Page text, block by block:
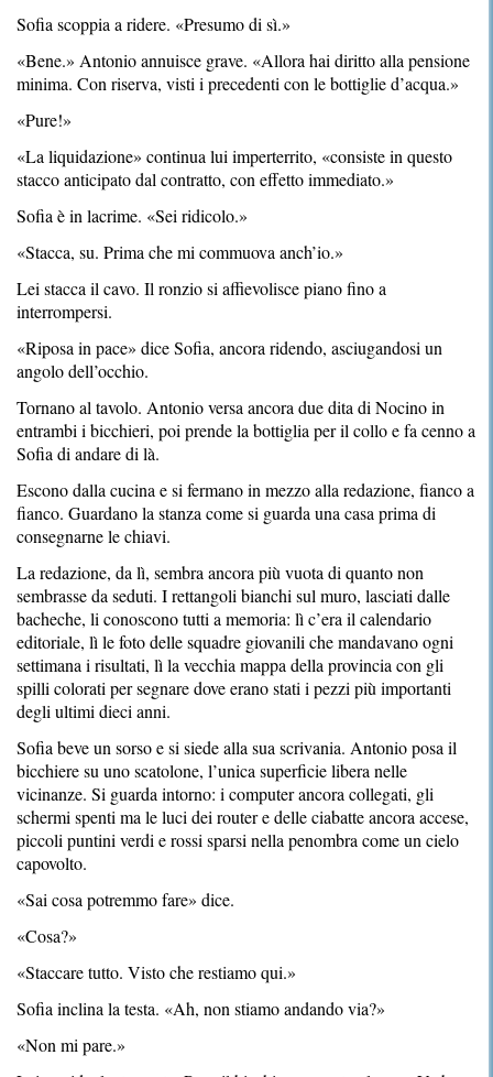
Sofia scoppia a ridere. «Presumo di sì.»
«Bene.» Antonio annuisce grave. «Allora hai diritto alla pensione
minima. Con riserva, visti i precedenti con le bottiglie d’acqua.»
«Pure!»
«La liquidazione» continua lui imperterrito, «consiste in questo
stacco anticipato dal contratto, con effetto immediato.»
Sofia è in lacrime. «Sei ridicolo.»
«Stacca, su. Prima che mi commuova anch’io.»
Lei stacca il cavo. Il ronzio si affievolisce piano fino a
interrompersi.
«Riposa in pace» dice Sofia, ancora ridendo, asciugandosi un
angolo dell’occhio.
Tornano al tavolo. Antonio versa ancora due dita di Nocino in
entrambi i bicchieri, poi prende la bottiglia per il collo e fa cenno a
Sofia di andare di là.
Escono dalla cucina e si fermano in mezzo alla redazione, fianco a
fianco. Guardano la stanza come si guarda una casa prima di
consegnarne le chiavi.
La redazione, da lì, sembra ancora più vuota di quanto non
sembrasse da seduti. I rettangoli bianchi sul muro, lasciati dalle
bacheche, li conoscono tutti a memoria: lì c’era il calendario
editoriale, lì le foto delle squadre giovanili che mandavano ogni
settimana i risultati, lì la vecchia mappa della provincia con gli
spilli colorati per segnare dove erano stati i pezzi più importanti
degli ultimi dieci anni.
Sofia beve un sorso e si siede alla sua scrivania. Antonio posa il
bicchiere su uno scatolone, l’unica superficie libera nelle
vicinanze. Si guarda intorno: i computer ancora collegati, gli
schermi spenti ma le luci dei router e delle ciabatte ancora accese,
piccoli puntini verdi e rossi sparsi nella penombra come un cielo
capovolto.
«Sai cosa potremmo fare» dice.
«Cosa?»
«Staccare tutto. Visto che restiamo qui.»
Sofia inclina la testa. «Ah, non stiamo andando via?»
«Non mi pare.»